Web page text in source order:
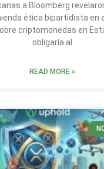
a Bloomberg
ética bipartidista en
criptomonedas en
obligaría al
READ MORE »